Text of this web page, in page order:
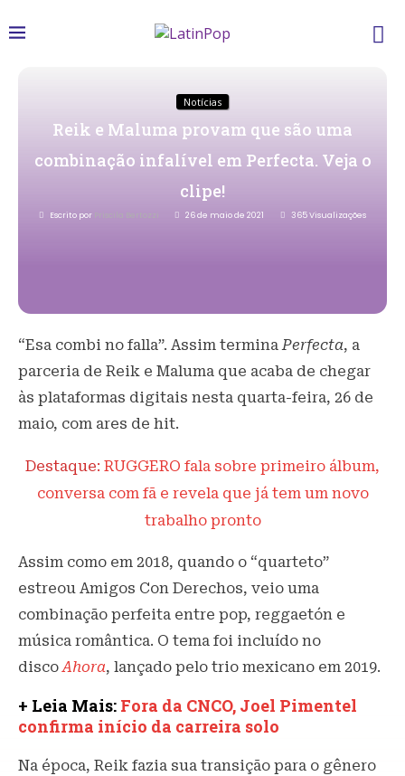
Notícias
Reik e Maluma provam que são uma
combinação infalível em Perfecta. Veja o
clipe!
Escrito por 26 de maio de 2021 365Visualizações
“Esa combi no falla”. Assim terminaPerfecta, a
parceria de Reik e Maluma que acaba de chegar
às plataformas digitais nesta quarta-feira, 26 de
maio, com ares de hit.
Destaque: RUGGERO fala sobre primeiro álbum,
conversa com fã e revela que já tem um novo
trabalho pronto
Assim como em 2018, quando o “quarteto”
estreou Amigos Con Derechos, veio uma
combinação perfeita entre pop, reggaetón e
música romântica. O tema foi incluído no
discoAhora, lançado pelo trio mexicano em 2019.
+ Leia Mais: Fora da CNCO, Joel Pimentel
confirma início da carreira solo
Na época, Reik fazia sua transição para o gênero